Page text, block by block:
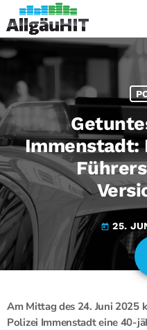
Immenstadt:
today 25.
Am Mittag des 24. Juni 2025
Polizei Immenstadt eine 40-